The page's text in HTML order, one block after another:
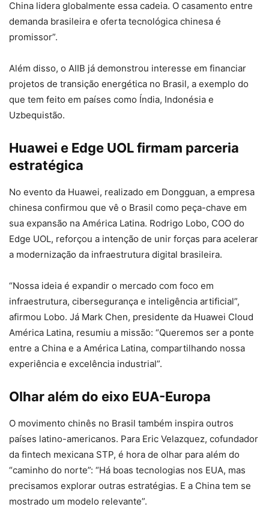
China lidera globalmente essa cadeia. O casamento entre
demanda brasileira e oferta tecnológica chinesa é
promissor”.
Além disso, o AIIB já demonstrou interesse em financiar
projetos de transição energética no Brasil, a exemplo do
que tem feito em países como Índia, Indonésia e
Uzbequistão.
Huawei e Edge UOL firmam parceria
estratégica
No evento da Huawei, realizado em Dongguan, a empresa
chinesa confirmou que vê o Brasil como peça-chave em
sua expansão na América Latina. Rodrigo Lobo, COO do
Edge UOL, reforçou a intenção de unir forças para acelerar
a modernização da infraestrutura digital brasileira.
“Nossa ideia é expandir o mercado com foco em
infraestrutura, cibersegurança e inteligência artificial”,
afirmou Lobo. Já Mark Chen, presidente da Huawei Cloud
América Latina, resumiu a missão: “Queremos ser a ponte
entre a China e a América Latina, compartilhando nossa
experiência e excelência industrial”.
Olhar além do eixo EUA-Europa
O movimento chinês no Brasil também inspira outros
países latino-americanos. Para Eric Velazquez, cofundador
da fintech mexicana STP, é hora de olhar para além do
“caminho do norte”: “Há boas tecnologias nos EUA, mas
precisamos explorar outras estratégias. E a China tem se
mostrado um modelo relevante”.